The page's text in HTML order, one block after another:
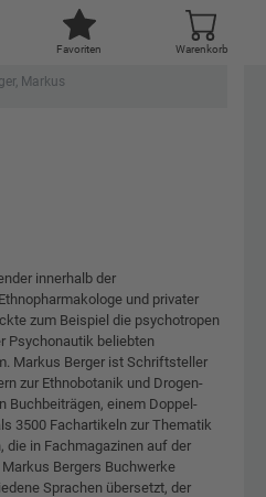
Favoriten Warenkorb
Markus
innerhalb der
und privater
zum Beispiel die psychotropen
Psychonautik beliebten
Markus Berger ist Schriftsteller
zur Ethnobotanik und Drogen-
Buchbeiträgen, einem Doppel-
3500 Fachartikeln zur Thematik
die in Fachmagazinen auf der
Bergers Buchwerke
Sprachen übersetzt, der